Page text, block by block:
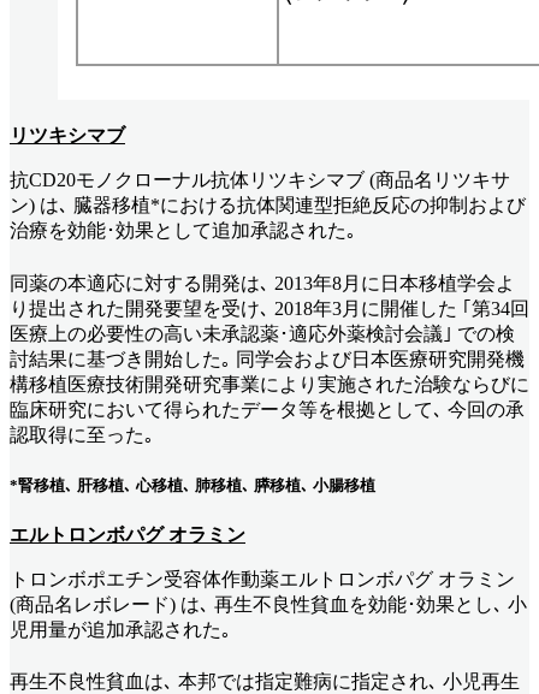
リツキシマブ
抗CD20モノクローナル抗体リツキシマブ (商品名リツキサ
ン) は､ 臓器移植*における抗体関連型拒絶反応の抑制および
治療を効能･効果として追加承認された｡
同薬の本適応に対する開発は､ 2013年8月に日本移植学会よ
り提出された開発要望を受け､ 2018年3月に開催した ｢第34回
医療上の必要性の高い未承認薬･適応外薬検討会議｣ での検
討結果に基づき開始した｡ 同学会および日本医療研究開発機
構移植医療技術開発研究事業により実施された治験ならびに
臨床研究において得られたデータ等を根拠として､ 今回の承
認取得に至った｡
*腎移植､ 肝移植､ 心移植､ 肺移植､ 膵移植､ 小腸移植
エルトロンボパグ オラミン
トロンボポエチン受容体作動薬エルトロンボパグ オラミン
(商品名レボレード) は､ 再生不良性貧血を効能･効果とし､ 小
児用量が追加承認された｡
再生不良性貧血は､ 本邦では指定難病に指定され､ 小児再生